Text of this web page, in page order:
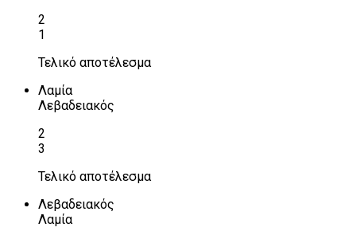
2
1
Τελικό αποτέλεσμα
Λαμία
Λεβαδειακός
2
3
Τελικό αποτέλεσμα
Λεβαδειακός
Λαμία